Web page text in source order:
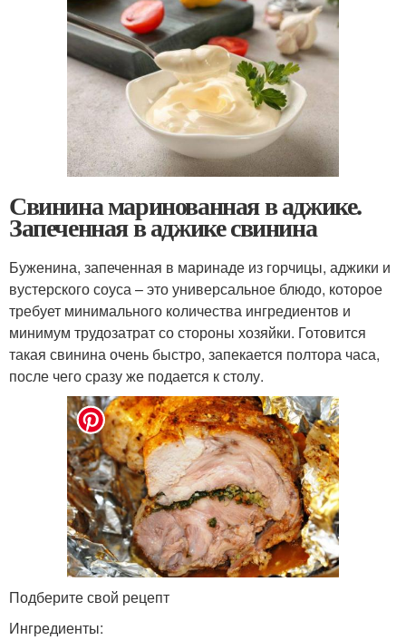
Свинина маринованная в аджике.
Запеченная в аджике свинина
Буженина, запеченная в маринаде из горчицы, аджики и
вустерского соуса – это универсальное блюдо, которое
требует минимального количества ингредиентов и
минимум трудозатрат со стороны хозяйки. Готовится
такая свинина очень быстро, запекается полтора часа,
после чего сразу же подается к столу.
Подберите свой рецепт
Ингредиенты: